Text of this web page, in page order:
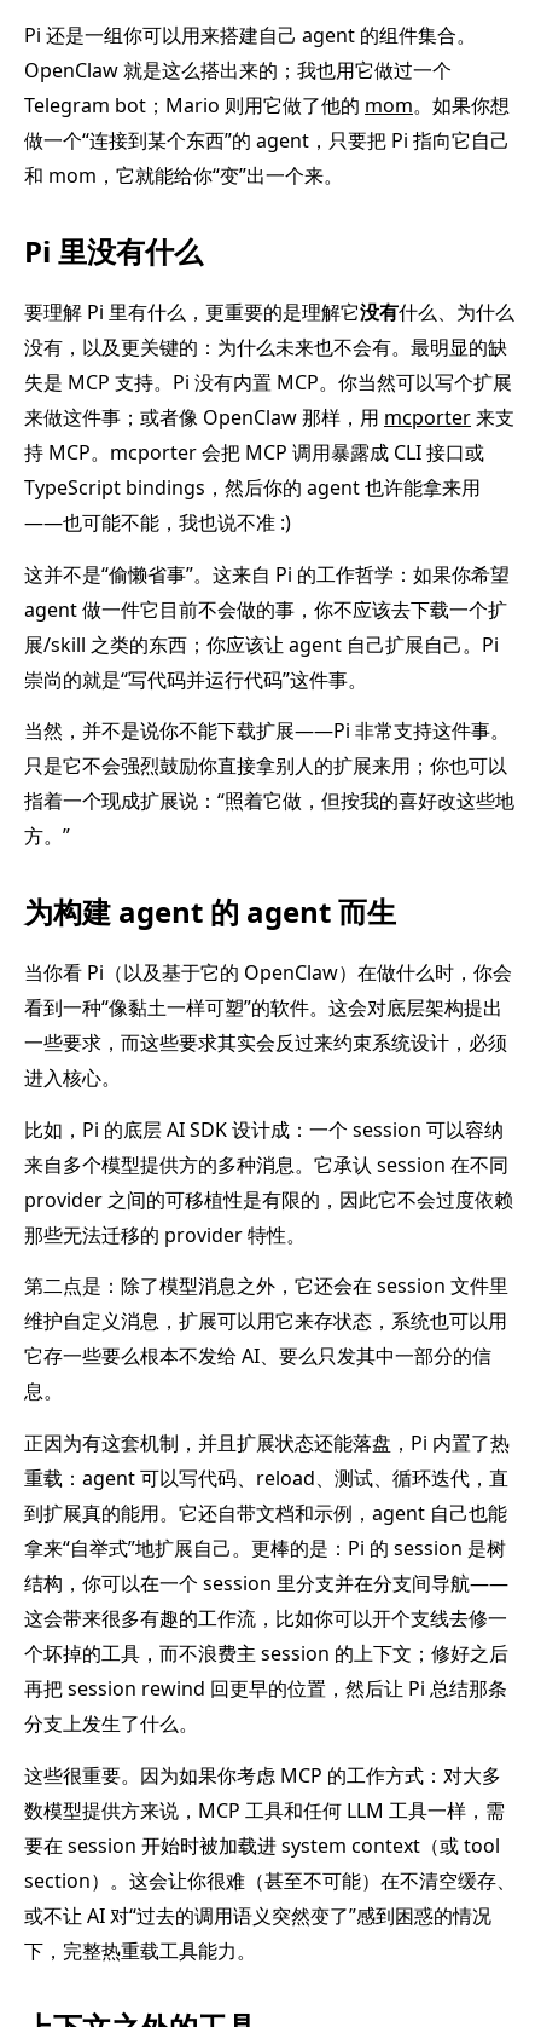
Pi 还是一组你可以用来搭建自己 agent 的组件集合。
OpenClaw 就是这么搭出来的；我也用它做过一个
Telegram bot；Mario 则用它做了他的 mom。如果你想
做一个“连接到某个东西”的 agent，只要把 Pi 指向它自己
和 mom，它就能给你“变”出一个来。
Pi 里没有什么
要理解 Pi 里有什么，更重要的是理解它没有什么、为什么
没有，以及更关键的：为什么未来也不会有。最明显的缺
失是 MCP 支持。Pi 没有内置 MCP。你当然可以写个扩展
来做这件事；或者像 OpenClaw 那样，用 mcporter来支
持 MCP。mcporter 会把 MCP 调用暴露成 CLI 接口或
TypeScript bindings，然后你的 agent 也许能拿来用
——也可能不能，我也说不准 :)
这并不是“偷懒省事”。这来自 Pi 的工作哲学：如果你希望
agent 做一件它目前不会做的事，你不应该去下载一个扩
展/skill 之类的东西；你应该让 agent 自己扩展自己。Pi
崇尚的就是“写代码并运行代码”这件事。
当然，并不是说你不能下载扩展——Pi 非常支持这件事。
只是它不会强烈鼓励你直接拿别人的扩展来用；你也可以
指着一个现成扩展说：“照着它做，但按我的喜好改这些地
方。”
为构建 agent 的 agent 而生
当你看 Pi（以及基于它的 OpenClaw）在做什么时，你会
看到一种“像黏土一样可塑”的软件。这会对底层架构提出
一些要求，而这些要求其实会反过来约束系统设计，必须
进入核心。
比如，Pi 的底层 AI SDK 设计成：一个 session 可以容纳
来自多个模型提供方的多种消息。它承认 session 在不同
provider 之间的可移植性是有限的，因此它不会过度依赖
那些无法迁移的 provider 特性。
第二点是：除了模型消息之外，它还会在 session 文件里
维护自定义消息，扩展可以用它来存状态，系统也可以用
它存一些要么根本不发给 AI、要么只发其中一部分的信
息。
正因为有这套机制，并且扩展状态还能落盘，Pi 内置了热
重载：agent 可以写代码、reload、测试、循环迭代，直
到扩展真的能用。它还自带文档和示例，agent 自己也能
拿来“自举式”地扩展自己。更棒的是：Pi 的 session 是树
结构，你可以在一个 session 里分支并在分支间导航——
这会带来很多有趣的工作流，比如你可以开个支线去修一
个坏掉的工具，而不浪费主 session 的上下文；修好之后
再把 session rewind 回更早的位置，然后让 Pi 总结那条
分支上发生了什么。
这些很重要。因为如果你考虑 MCP 的工作方式：对大多
数模型提供方来说，MCP 工具和任何 LLM 工具一样，需
要在 session 开始时被加载进 system context（或 tool
section）。这会让你很难（甚至不可能）在不清空缓存、
或不让 AI 对“过去的调用语义突然变了”感到困惑的情况
下，完整热重载工具能力。